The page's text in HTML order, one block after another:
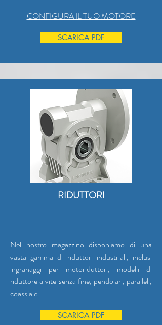
CONFIGURA IL TUO MOTORE
SCARICA PDF
RIDUTTORI
Nel nostro magazzino disponiamo di una
vasta gamma di riduttori industriali, inclusi
ingranaggi per motoriduttori, modelli di
riduttore a vite senza fine, pendolari, paralleli,
coassiale.
SCARICA PDF